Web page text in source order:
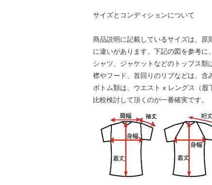
サイズとコンディションについて
商品説明に記載しているサイズは、原
に違いがあります。下記の図を参考に
シャツ、ジャケットなどのトップス
襟やフード、首回りのリブなどは、含
ボトム類は、ウエスト x レングス（
比較検討して頂くのが一番確実です。